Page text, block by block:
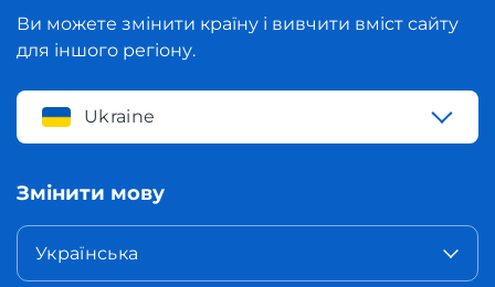
Ви можете змінити країну і вивчити вміст сайту
для іншого регіону.
Ukraine
Змінити мову
Українська